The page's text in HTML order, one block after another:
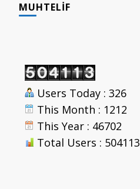
MUHTELIF
Users Today : 326
This Month : 1212
This Year : 46702
Total Users : 504113